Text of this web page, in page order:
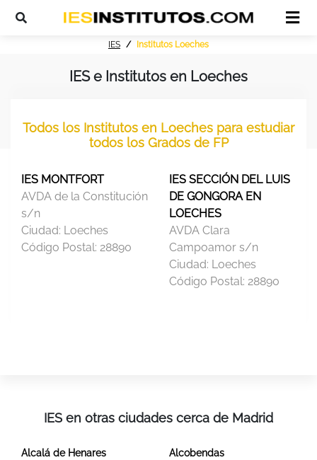
IES Institutos Loeches
IES e Institutos en Loeches
Todos los Institutos en Loeches para estudiar
todos los Grados de FP
IES MONTFORT
AVDA de la Constitución
s/n
Ciudad: Loeches
Código Postal: 28890
IES SECCIÓN DEL LUIS
DE GONGORA EN
LOECHES
AVDA Clara
Campoamor s/n
Ciudad: Loeches
Código Postal: 28890
IES en otras ciudades cerca de Madrid
Alcalá de Henares
Alcobendas